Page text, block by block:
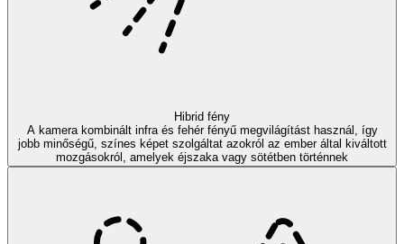
Hibrid fény
A kamera kombinált infra és fehér fényű megvilágítást használ, így
jobb minőségű, színes képet szolgáltat azokról az ember által kiváltott
mozgásokról, amelyek éjszaka vagy sötétben történnek